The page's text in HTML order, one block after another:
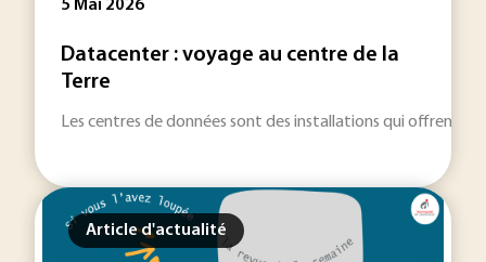
5 Mai 2026
Datacenter : voyage au centre de la
Terre
Les centres de données sont des installations qui offrent
Article d'actualité